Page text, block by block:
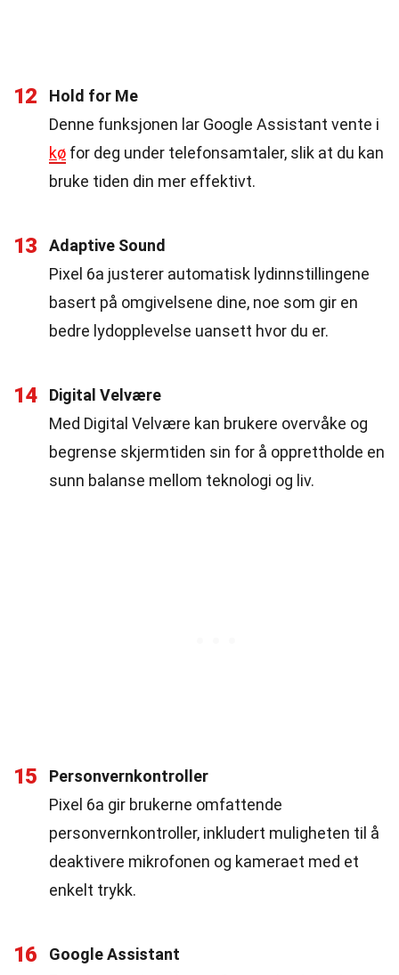
12
Hold for Me
Denne funksjonen lar Google Assistant vente i
kø for deg under telefonsamtaler, slik at du kan
bruke tiden din mer effektivt.
13
Adaptive Sound
Pixel 6a justerer automatisk lydinnstillingene
basert på omgivelsene dine, noe som gir en
bedre lydopplevelse uansett hvor du er.
14
Digital Velvære
Med Digital Velvære kan brukere overvåke og
begrense skjermtiden sin for å opprettholde en
sunn balanse mellom teknologi og liv.
15
Personvernkontroller
Pixel 6a gir brukerne omfattende
personvernkontroller, inkludert muligheten til å
deaktivere mikrofonen og kameraet med et
enkelt trykk.
16
Google Assistant